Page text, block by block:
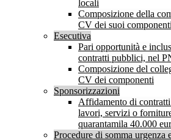
locali
Composizione della
CV dei suoi componenti
Esecutiva
Pari opportunità e
contratti pubblici, nel
Composizione del
CV dei componenti
Sponsorizzazioni
Affidamento di
lavori, servizi o
quarantamila 40.000
Procedure di somma urgenza